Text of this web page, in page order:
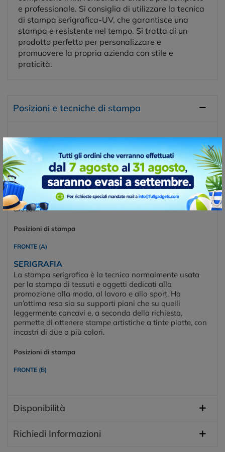
×
e professionale. Si consiglia di utilizzare la tecnica
di stampa serigrafica-UV, che garantisce una
stampa e resistente nel tempo. Si tratta di un
prodotto perfetto per personalizzare e
promuovere la propria azienda con stile e
praticità.
Posizioni e tecniche di stampa
TAMPOGRAFIA
La tampografia è una tecnica di stampa che consente di
trasferire un'immagine o un design su superfici
tridimensionali o irregolari, come oggetti, giocattoli,
penne, tazze e molti altri materiali. Questa tecnica di
stampa è spesso utilizzata per prodotti promozionali,
personalizzazioni di oggetti e produzione di piccoli
articoli.
Posizioni di stampa
FRONTE (A)
SERIGRAFIA
La stampa serigrafica è la tecnica normalmente usata
per la stampa di tessuti e oggetti dedicati alla
promozione alla moda, al lavoro e allo sport. Ha
un’ottima resa sia su supporti piani che su quelli
leggermente concavi e, a seconda della richiesta,
permette di ottenere stampe artistiche a tinte piatte, con
incastri di due o più colori.
Posizioni di stampa
FRONTE (B)
Disponibilità
Richiedi Informazioni